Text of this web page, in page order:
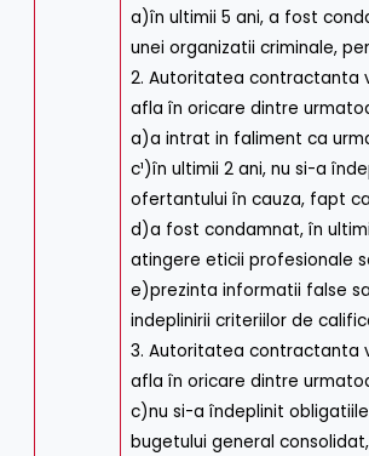
a)în ultimii 5 ani, a fost
unei organizatii criminale,
2. Autoritatea contractanta
afla în oricare dintre
a)a intrat in faliment ca
c¹)în ultimii 2 ani, nu si-a
ofertantului în cauza, fapt
d)a fost condamnat, în
atingere eticii profesionale
e)prezinta informatii false
indeplinirii criteriilor de
3. Autoritatea contractanta
afla în oricare dintre
c)nu si-a îndeplinit
bugetului general